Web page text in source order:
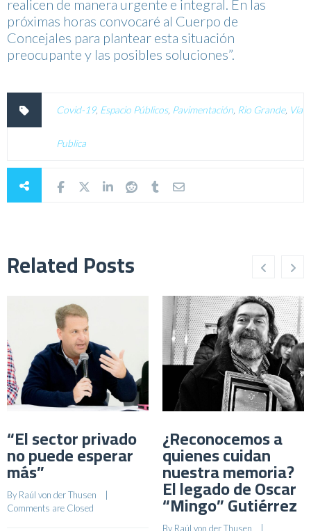
realicen de manera urgente e integral. En las
próximas horas convocaré al Cuerpo de
Concejales para plantear esta situación
preocupante y las posibles soluciones”.
Covid-19, Espacio Públicos, Pavimentación Rio Grande, Vía
Publica
Related Posts
“El sector privado
no puede esperar
más”
By Raúl von der Thusen
Comments are Closed
¿Reconocemos a
quienes cuidan
nuestra memoria?
El legado de Oscar
“Mingo” Gutiérrez
By Raúl von der Thusen